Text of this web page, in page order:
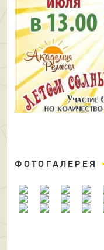
ФОТОГАЛЕРЕЯ